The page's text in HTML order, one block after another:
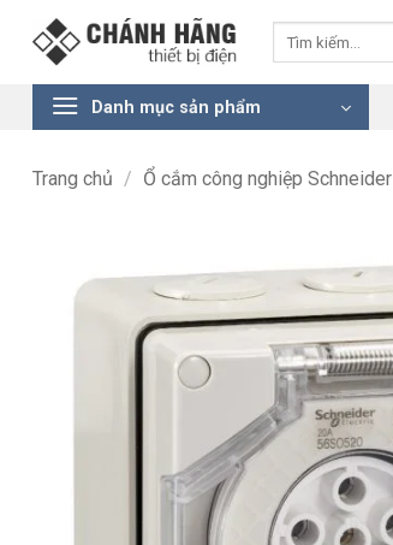
Danh mục sản phẩm
Trang chủ / Ổ cắm công nghiệp Schneider